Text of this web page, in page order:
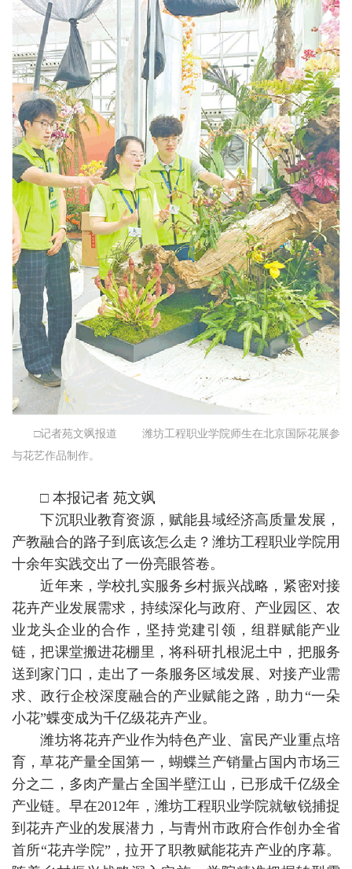
□记者苑文飒报道 潍坊工程职业学院师生在北京国际花展参
与花艺作品制作。
□ 本报记者 苑文飒
下沉职业教育资源，赋能县域经济高质量发展，
产教融合的路子到底该怎么走？潍坊工程职业学院用
十余年实践交出了一份亮眼答卷。
近年来，学校扎实服务乡村振兴战略，紧密对接
花卉产业发展需求，持续深化与政府、产业园区、农
业龙头企业的合作，坚持党建引领，组群赋能产业
链，把课堂搬进花棚里，将科研扎根泥土中，把服务
送到家门口，走出了一条服务区域发展、对接产业需
求、政行企校深度融合的产业赋能之路，助力“一朵
小花”蝶变成为千亿级花卉产业。
潍坊将花卉产业作为特色产业、富民产业重点培
育，草花产量全国第一，蝴蝶兰产销量占国内市场三
分之二，多肉产量占全国半壁江山，已形成千亿级全
产业链。早在2012年，潍坊工程职业学院就敏锐捕捉
到花卉产业的发展潜力，与青州市政府合作创办全省
首所“花卉学院”，拉开了职教赋能花卉产业的序幕。